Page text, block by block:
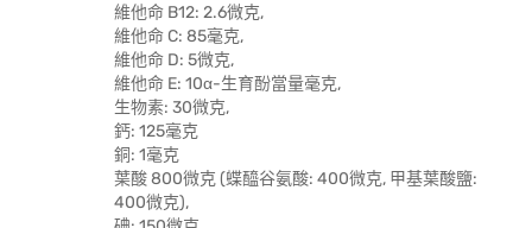
維他命 B12: 2.6微克,
維他命 C: 85毫克,
維他命 D: 5微克,
維他命 E: 10α-生育酚當量毫克,
生物素: 30微克,
鈣: 125毫克
銅: 1毫克
葉酸 800微克 (蝶醯谷氨酸: 400微克, 甲基葉酸鹽:
400微克),